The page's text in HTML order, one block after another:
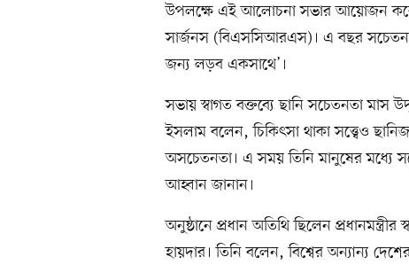
উপলক্ষে এই আলোচনা সভার আয়োজন করে
সার্জনস (বিএসসিআরএস)। এ বছর সচেতনতা
জন্য লড়ব একসাথে’।
সভায় স্বাগত বক্তব্যে ছানি সচেতনতা
ইসলাম বলেন, চিকিৎসা থাকা সত্ত্বেও
অসচেতনতা। এ সময় তিনি মানুষের মধ্যে
আহ্বান জানান।
অনুষ্ঠানে প্রধান অতিথি ছিলেন
হায়দার। তিনি বলেন, বিশ্বের অন্যান্য